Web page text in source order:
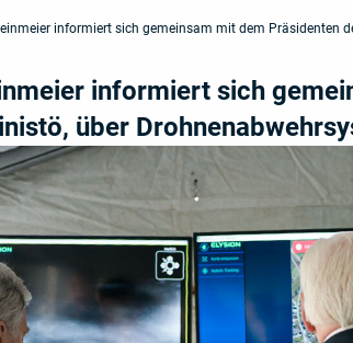
informiert sich gemeinsam mit dem Präsidenten
informiert sich
über